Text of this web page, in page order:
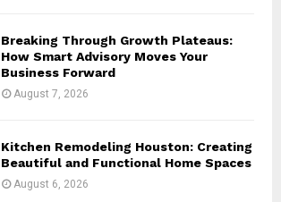
Breaking Through Growth Plateaus:
How Smart Advisory Moves Your
Business Forward
August 7, 2026
Kitchen Remodeling Houston: Creating
Beautiful and Functional Home Spaces
August 6, 2026